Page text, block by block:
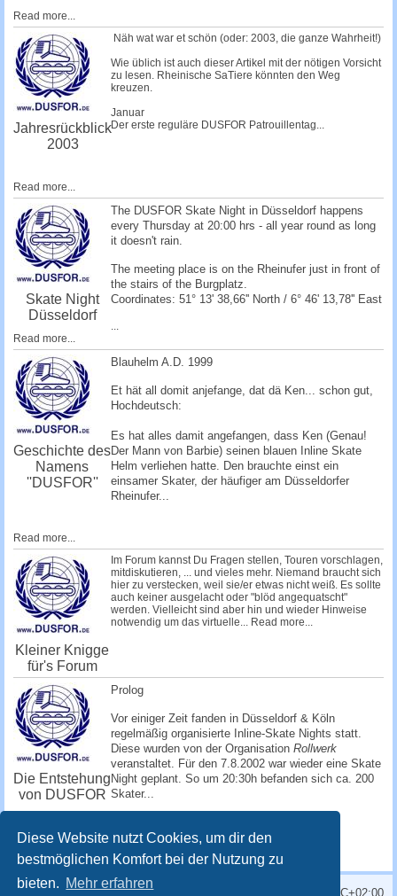
Diese Website nutzt Cookies, um dir den
bestmöglichen Komfort bei der Nutzung zu
bieten. Mehr erfahren
Read more...
Jahresrückblick
2003
Näh wat war et schön (oder: 2003, die ganze Wahrheit!)
Wie üblich ist auch dieser Artikel mit der nötigen Vorsicht
zu lesen. Rheinische SaTiere könnten den Weg
kreuzen.
Januar
Der erste reguläre DUSFOR Patrouillentag...
Read more...
Skate Night
Düsseldorf
The DUSFOR Skate Night in Düsseldorf happens
every Thursday at 20:00 hrs - all year round as long
it doesn't rain.
The meeting place is on the Rheinufer just in front of
the stairs of the Burgplatz.
Coordinates: 51° 13' 38,66'' North / 6° 46' 13,78'' East
...
Read more...
Geschichte des
Namens
''DUSFOR''
Blauhelm A.D. 1999
Et hät all domit anjefange, dat dä Ken... schon gut,
Hochdeutsch:
Es hat alles damit angefangen, dass Ken (Genau!
Der Mann von Barbie) seinen blauen Inline Skate
Helm verliehen hatte. Den brauchte einst ein
einsamer Skater, der häufiger am Düsseldorfer
Rheinufer...
Read more...
Kleiner Knigge
für's Forum
Im Forum kannst Du Fragen stellen, Touren vorschlagen,
mitdiskutieren, ... und vieles mehr. Niemand braucht sich
hier zu verstecken, weil sie/er etwas nicht weiß. Es sollte
auch keiner ausgelacht oder "blöd angequatscht"
werden. Vielleicht sind aber hin und wieder Hinweise
notwendig um das virtuelle... Read more...
Die Entstehung
von DUSFOR
Prolog
Vor einiger Zeit fanden in Düsseldorf & Köln
regelmäßig organisierte Inline-Skate Nights statt.
Diese wurden von der Organisation Rollwerk
veranstaltet. Für den 7.8.2002 war wieder eine Skate
Night geplant. So um 20:30h befanden sich ca. 200
Skater...
UTC+02:00